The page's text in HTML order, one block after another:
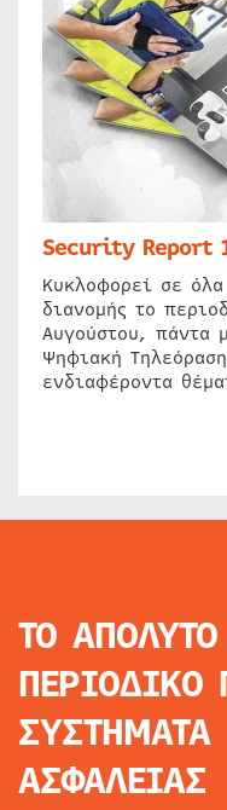
Security Report
Κυκλοφορεί σε
διανομής το
Αυγούστου, πάντα
Ψηφιακή
ενδιαφέροντα
ΤΟ ΑΠΟΛΥΤΟ
ΠΕΡΙΟΔΙΚΟ
ΣΥΣΤΗΜΑΤΑ
ΑΣΦΑΛΕΙΑΣ